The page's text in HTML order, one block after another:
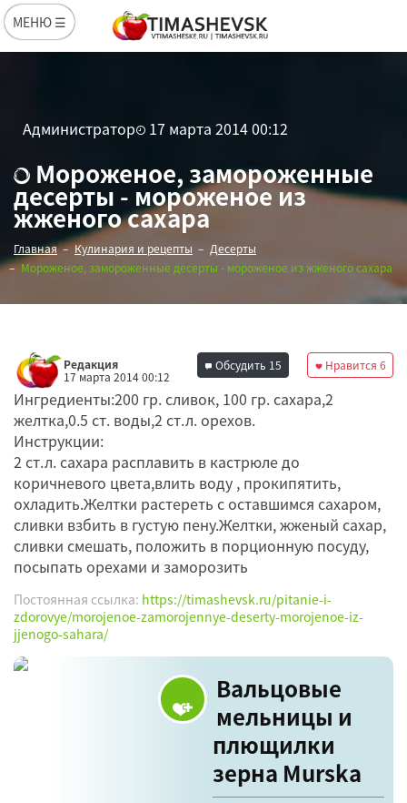
МЕНЮ ☰
Администратор 17 марта 2014 00:12
Мороженое, замороженные
десерты - мороженое из
жженого сахара
Главная Кулинария и рецепты
Десерты
Мороженое, замороженные десерты - мороженое из жженого сахара
Редакция
17 марта 2014 00:12
Нравится 6
Обсудить 15
Ингредиенты:200 гр. сливок, 100 гр. сахара,2
желтка,0.5 ст. воды,2 ст.л. орехов.
Инструкции:
2 ст.л. сахара расплавить в кастрюле до
коричневого цвета,влить воду , прокипятить,
охладить.Желтки растереть с оставшимся сахаром,
сливки взбить в густую пену.Желтки, жженый сахар,
сливки смешать, положить в порционную посуду,
посыпать орехами и заморозить
Постоянная ссылка: https://timashevsk.ru/pitanie-i-
zdorovye/morojenoe-zamorojennye-deserty-morojenoe-iz-
jjenogo-sahara/
Вальцовые
мельницы и
плющилки
зерна Murska